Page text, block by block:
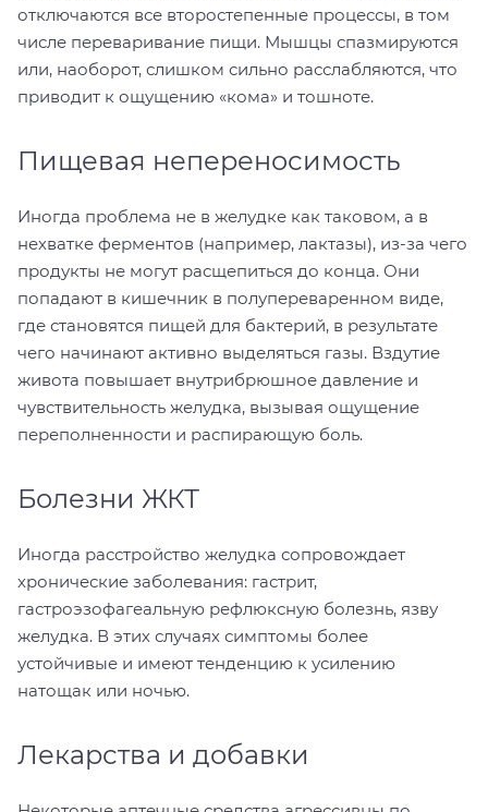
отключаются все второстепенные процессы, в том
числе переваривание пищи. Мышцы спазмируются
или, наоборот, слишком сильно расслабляются, что
приводит к ощущению «кома» и тошноте.
Пищевая непереносимость
Иногда проблема не в желудке как таковом, а в
нехватке ферментов (например, лактазы), из-за чего
продукты не могут расщепиться до конца. Они
попадают в кишечник в полупереваренном виде,
где становятся пищей для бактерий, в результате
чего начинают активно выделяться газы. Вздутие
живота повышает внутрибрюшное давление и
чувствительность желудка, вызывая ощущение
переполненности и распирающую боль.
Болезни ЖКТ
Иногда расстройство желудка сопровождает
хронические заболевания: гастрит,
гастроэзофагеальную рефлюксную болезнь, язву
желудка. В этих случаях симптомы более
устойчивые и имеют тенденцию к усилению
натощак или ночью.
Лекарства и добавки